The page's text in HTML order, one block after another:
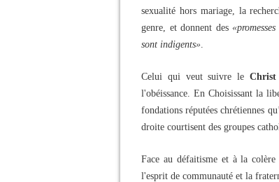
sexualité hors mariage, la
genre, et donnent des
sont indigents».
Celui qui veut suivre leChrist
l'obéissance. En Choisissant la
fondations réputées chrétiennes
droite courtisent des groupes
Face au défaitisme et à la
l'esprit de communauté et la